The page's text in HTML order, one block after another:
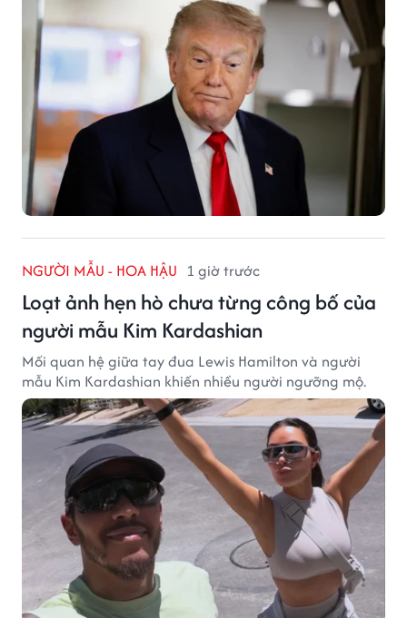
NGƯỜI MẪU - HOA HẬU 1 giờ trước
Loạt ảnh hẹn hò chưa từng công bố của
người mẫu Kim Kardashian
Mối quan hệ giữa tay đua Lewis Hamilton và người
mẫu Kim Kardashian khiến nhiều người ngưỡng mộ.